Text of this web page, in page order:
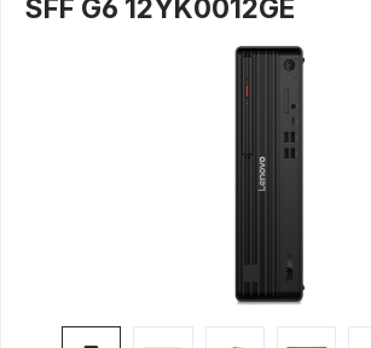
SFF G6 12YK0012GE